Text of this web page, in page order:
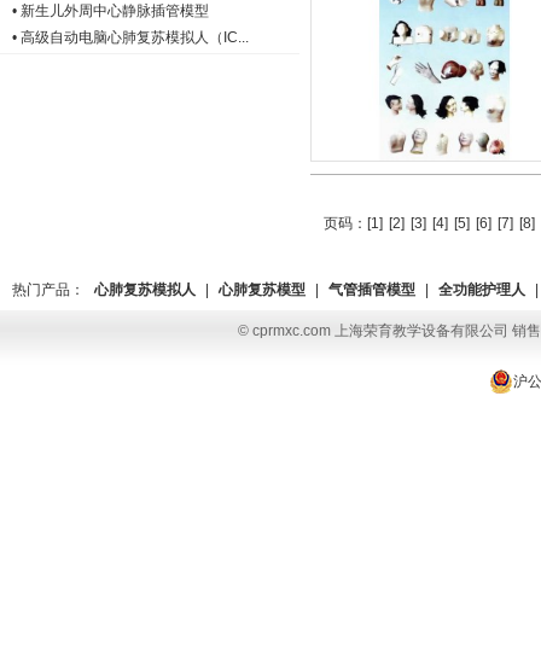
• 新生儿外周中心静脉插管模型
• 高级自动电脑心肺复苏模拟人（IC...
页码： [1] [2] [3] [4] [5] [6] [7] [8]
热门产品： 心肺复苏模拟人 心肺复苏模型 气管插管模型 全功能护理人
© cprmxc.com 上海荣育教学设备有限公司 销
沪